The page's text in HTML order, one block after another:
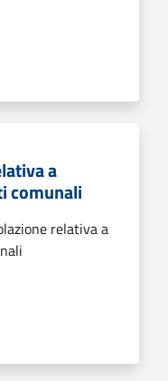
a
comunali
relativa a